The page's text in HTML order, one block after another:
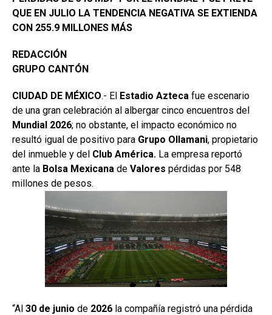
QUE EN JULIO LA TENDENCIA NEGATIVA SE EXTIENDA
CON 255.9 MILLONES MÁS
REDACCIÓN
GRUPO CANTÓN
CIUDAD DE MÉXICO.- El Estadio Azteca fue escenario
de una gran celebración al albergar cinco encuentros del
Mundial 2026; no obstante, el impacto económico no
resultó igual de positivo para Grupo Ollamani, propietario
del inmueble y del Club América. La empresa reportó
ante la Bolsa Mexicana de Valores pérdidas por 548
millones de pesos.
“Al 30 de junio de 2026 la compañía registró una pérdida